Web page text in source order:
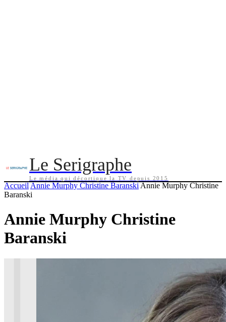
Le Serigraphe
Le média qui décortique la TV depuis 2015
Accueil Annie Murphy Christine Baranski Annie Murphy Christine
Baranski
Annie Murphy Christine
Baranski